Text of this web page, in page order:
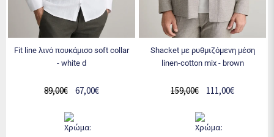
fit line λινό πουκάμισο soft collar
- white d
67,00€
89,00€
shacket με ρυθμιζόμενη μέση
linen-cotton mix - brown
111,00€
159,00€